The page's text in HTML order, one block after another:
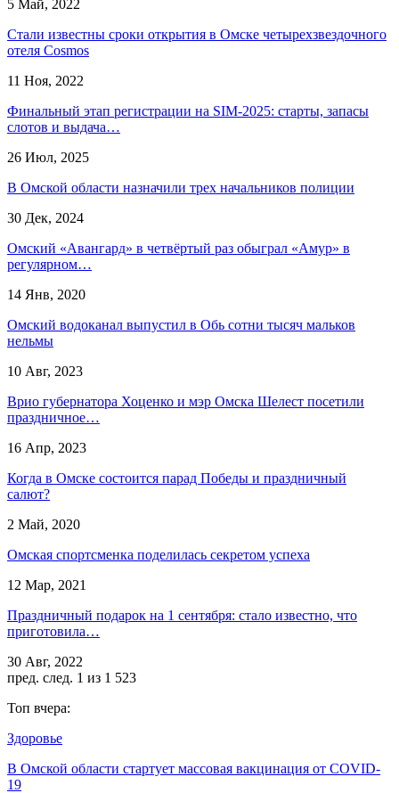
5 Май, 2022
Стали известны сроки открытия в Омске четырехзвездочного
отеля Cosmos
11 Ноя, 2022
Финальный этап регистрации на SIM-2025: старты, запасы
слотов и выдача…
26 Июл, 2025
В Омской области назначили трех начальников полиции
30 Дек, 2024
Омский «Авангард» в четвёртый раз обыграл «Амур» в
регулярном…
14 Янв, 2020
Омский водоканал выпустил в Обь сотни тысяч мальков
нельмы
10 Авг, 2023
Врио губернатора Хоценко и мэр Омска Шелест посетили
праздничное…
16 Апр, 2023
Когда в Омске состоится парад Победы и праздничный
салют?
2 Май, 2020
Омская спортсменка поделилась секретом успеха
12 Мар, 2021
Праздничный подарок на 1 сентября: стало известно, что
приготовила…
30 Авг, 2022
пред. след. 1 из 1 523
Топ вчера:
Здоровье
В Омской области стартует массовая вакцинация от COVID-
19